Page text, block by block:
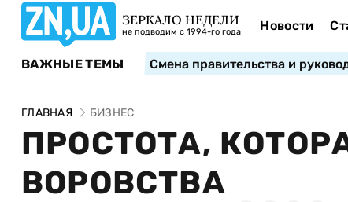
ЗЕРКАЛО НЕДЕЛИ
не подводим с 1994-го года Новости
ВАЖНЫЕ ТЕМЫ Смена правительства и
ГЛАВНАЯ БИЗНЕС
ПРОСТОТА,
ВОРОВСТВА